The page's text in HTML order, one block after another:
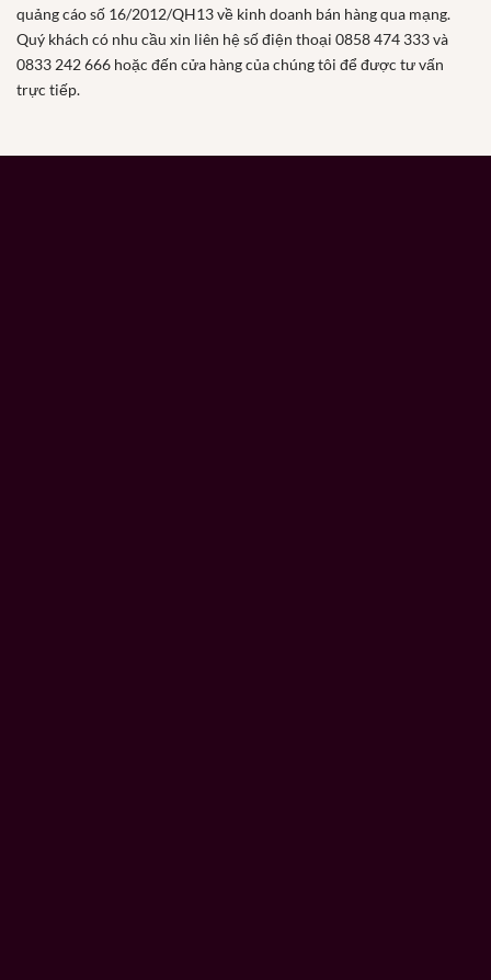
quảng cáo số 16/2012/QH13 về kinh doanh bán hàng qua mạng.
Quý khách có nhu cầu xin liên hệ số điện thoại 0858 474 333 và
0833 242 666 hoặc đến cửa hàng của chúng tôi để được tư vấn
trực tiếp.